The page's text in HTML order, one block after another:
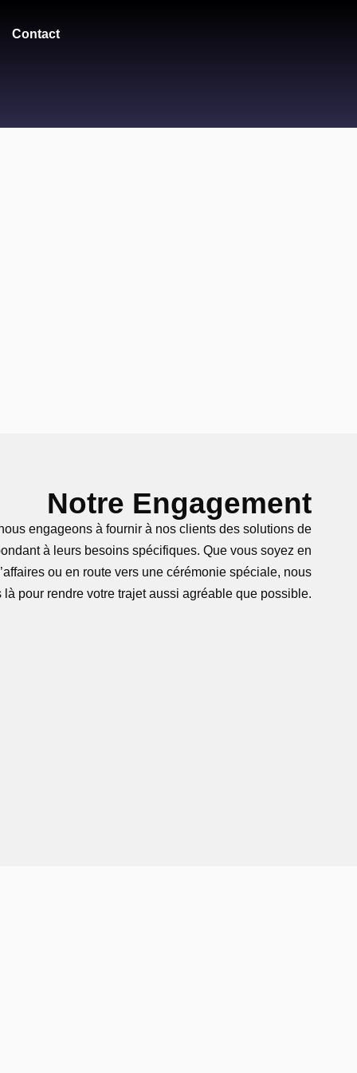
Contact
Notre Engagement
engageons à fournir à nos clients des solutions de
à leurs besoins spécifiques. Que vous soyez en
ou en route vers une cérémonie spéciale, nous
là pour rendre votre trajet aussi agréable que possible.